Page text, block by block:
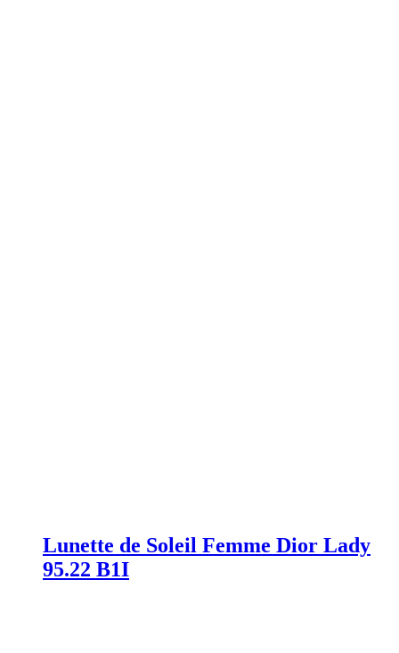
Lunette de Soleil Femme Dior Lady
95.22 B1I